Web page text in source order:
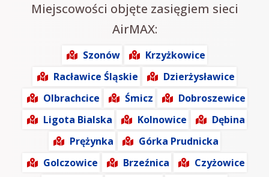
Miejscowości objęte zasięgiem sieci
AirMAX:
Szonów
Krzyżkowice
Racławice Śląskie
Dzierżysławice
Olbrachcice
Śmicz
Dobroszewice
Ligota Bialska
Kolnowice
Dębina
Prężynka
Górka Prudnicka
Golczowice
Brzeźnica
Czyżowice